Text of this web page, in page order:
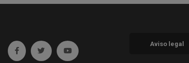
Ir a facebook (abre en ventana nueva)
Ir a twitter (abre en ventana nueva)
Ir a YouTube (abre en ventana nueva)
Aviso legal